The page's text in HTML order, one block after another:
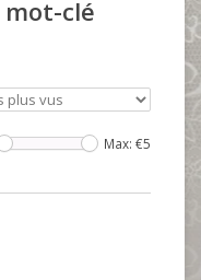
mot-clé
Max: €5